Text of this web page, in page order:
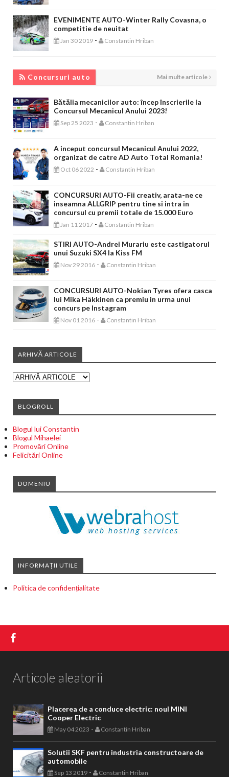
EVENIMENTE AUTO-Winter Rally Covasna, o
competitie de neuitat
Jan 30 2019 - Constantin Hriban
Concursuri auto Mai multe articole
Bătălia mecanicilor auto: încep înscrierile la
Concursul Mecanicul Anului 2023!
Sep 25 2023 - Constantin Hriban
A inceput concursul Mecanicul Anului 2022,
organizat de catre AD Auto Total Romania!
Oct 06 2022 - Constantin Hriban
CONCURSURI AUTO-Fii creativ, arata-ne ce
inseamna ALLGRIP pentru tine si intra in
concursul cu premii totale de 15.000 Euro
Jan 11 2017 - Constantin Hriban
STIRI AUTO-Andrei Murariu este castigatorul
unui Suzuki SX4 la Kiss FM
Nov 29 2016 - Constantin Hriban
CONCURSURI AUTO-Nokian Tyres ofera casca
lui Mika Häkkinen ca premiu in urma unui
concurs pe Instagram
Nov 01 2016 - Constantin Hriban
ARHIVĂ ARTICOLE
BLOGROLL
Blogul lui Constantin
Blogul Mihaelei
Promovări Online
Felicitări Online
DOMENIU
INFORMAȚII UTILE
Politica de confidențialitate
Articole aleatorii
Placerea de a conduce electric: noul MINI
Cooper Electric
May 04 2023 - Constantin Hriban
Solutii SKF pentru industria constructoare de
automobile
Sep 13 2019 - Constantin Hriban